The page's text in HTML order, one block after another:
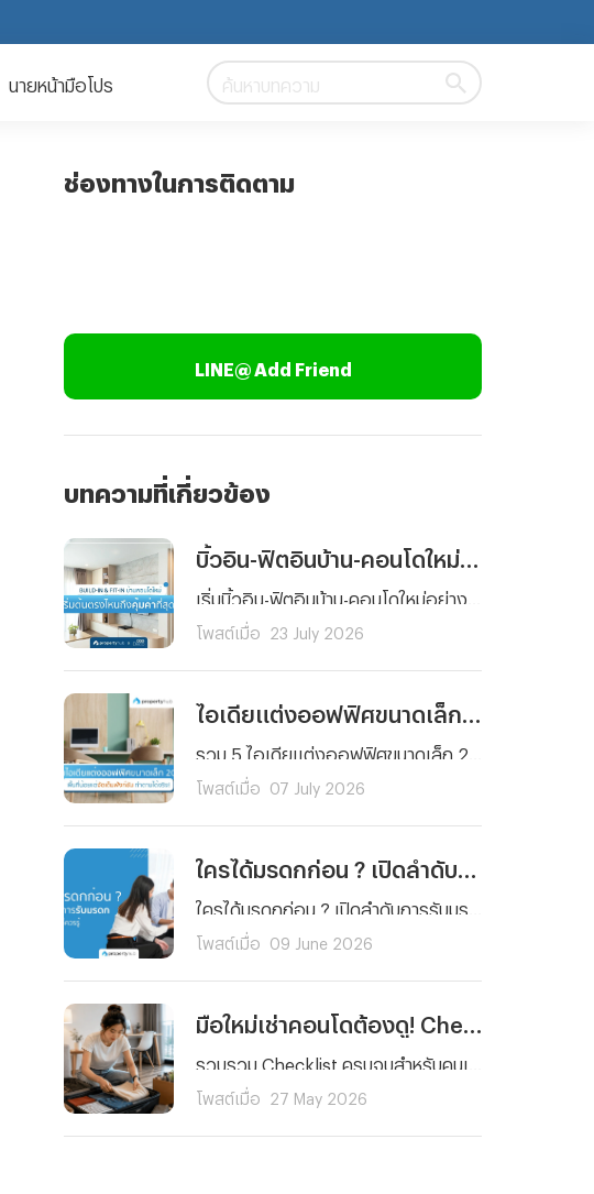
นายหน้ามือโปร ค้นหาบทความ
ช่องทางในการติดตาม
LINE@ Add Friend
บทความที่เกี่ยวข้อง
โพสต์เมื่อ 23 July 2026
โพสต์เมื่อ 07 July 2026
โพสต์เมื่อ 09 June 2026
โพสต์เมื่อ 27 May 2026